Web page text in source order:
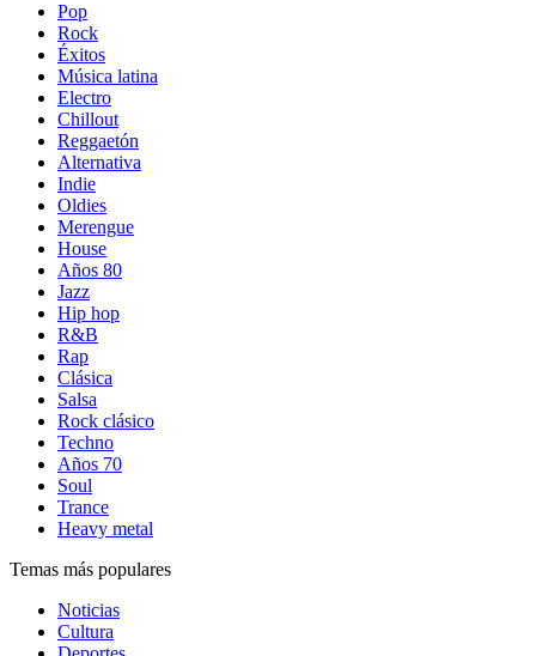
Pop
Rock
Éxitos
Música latina
Electro
Chillout
Reggaetón
Alternativa
Indie
Oldies
Merengue
House
Años 80
Jazz
Hip hop
R&B
Rap
Clásica
Salsa
Rock clásico
Techno
Años 70
Soul
Trance
Heavy metal
Temas más populares
Noticias
Cultura